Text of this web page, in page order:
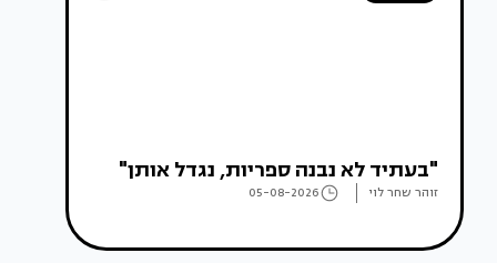
"בעתיד לא נבנה ספריות, נגדל אותן"
זוהר שחר לוי 05-08-2026